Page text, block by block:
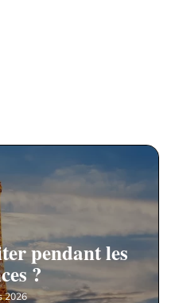
pendant les
?
2026